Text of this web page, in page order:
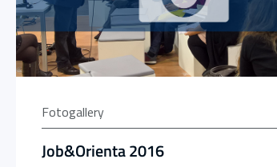
Fotogallery
Job&Orienta 2016